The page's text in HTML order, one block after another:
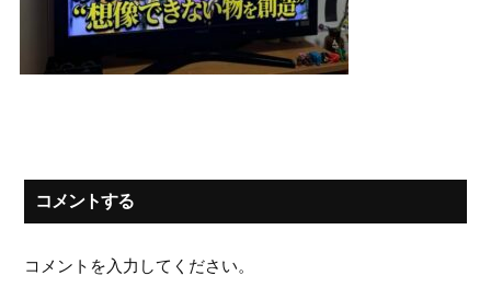
コメントする
コメントを入力してください。